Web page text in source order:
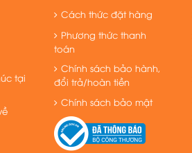
tại
Cách thức đặt hàng
Phương thức thanh
toán
Chính sách bảo hành,
đổi trả/hoàn tiền
Chính sách bảo mật